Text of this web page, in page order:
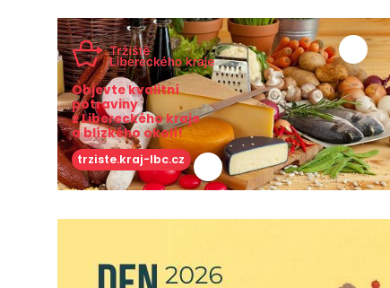
Objevte kvalitní
potraviny
z Libereckého kraje
a blízkého okolí!
trziste.kraj-lbc.cz